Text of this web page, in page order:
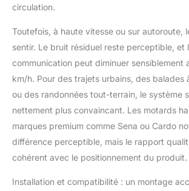
musique et la
de passer des
mains libres, de
d'effectuer un
appairage
d'utiliser des
vocaux. Idéal
VTT et les
vous pouvez
groupe même
circulation.
Toutefois, à haute vitesse ou sur autoroute,
sentir. Le bruit résiduel reste perceptible, et
communication peut diminuer sensiblement
km/h. Pour des trajets urbains, des balades
ou des randonnées tout-terrain, le système
nettement plus convaincant. Les motards
marques premium comme Sena ou Cardo
différence perceptible, mais le rapport
cohérent avec le positionnement du produit.
Installation et compatibilité : un montage